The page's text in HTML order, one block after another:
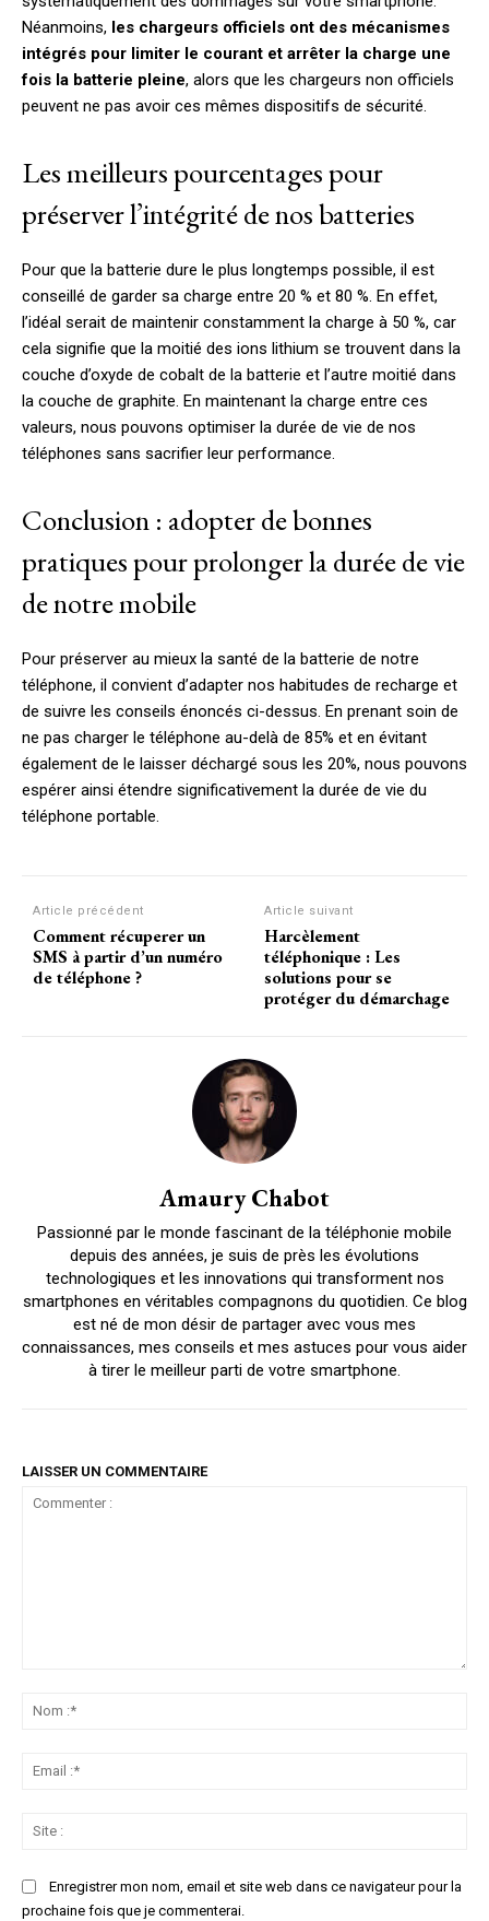
Néanmoins, les chargeurs officiels ont des mécanismes
intégrés pour limiter le courant et arrêter la charge une
fois la batterie pleine, alors que les chargeurs non officiels
peuvent ne pas avoir ces mêmes dispositifs de sécurité.
Les meilleurs pourcentages pour
préserver l’intégrité de nos batteries
Pour que la batterie dure le plus longtemps possible, il est
conseillé de garder sa charge entre 20 % et 80 %. En effet,
l’idéal serait de maintenir constamment la charge à 50 %, car
cela signifie que la moitié des ions lithium se trouvent dans la
couche d’oxyde de cobalt de la batterie et l’autre moitié dans
la couche de graphite. En maintenant la charge entre ces
valeurs, nous pouvons optimiser la durée de vie de nos
téléphones sans sacrifier leur performance.
Conclusion : adopter de bonnes
pratiques pour prolonger la durée de vie
de notre mobile
Pour préserver au mieux la santé de la batterie de notre
téléphone, il convient d’adapter nos habitudes de recharge et
de suivre les conseils énoncés ci-dessus. En prenant soin de
ne pas charger le téléphone au-delà de 85% et en évitant
également de le laisser déchargé sous les 20%, nous pouvons
espérer ainsi étendre significativement la durée de vie du
téléphone portable.
Article précédent
Comment récuperer un
SMS à partir d’un numéro
de téléphone ?
Article suivant
Harcèlement
téléphonique : Les
solutions pour se
protéger du démarchage
Amaury Chabot
Passionné par le monde fascinant de la téléphonie mobile
depuis des années, je suis de près les évolutions
technologiques et les innovations qui transforment nos
smartphones en véritables compagnons du quotidien. Ce blog
est né de mon désir de partager avec vous mes
connaissances, mes conseils et mes astuces pour vous aider
à tirer le meilleur parti de votre smartphone.
LAISSER UN COMMENTAIRE
Enregistrer mon nom, email et site web dans ce navigateur pour la
prochaine fois que je commenterai.